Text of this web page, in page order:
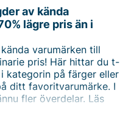
av kända
lägre pris än i
varumärken till
pris! Här hittar du t-
kategorin på färger eller
ditt favoritvarumärke. I
fler överdelar. Läs
på sidan.
Factory